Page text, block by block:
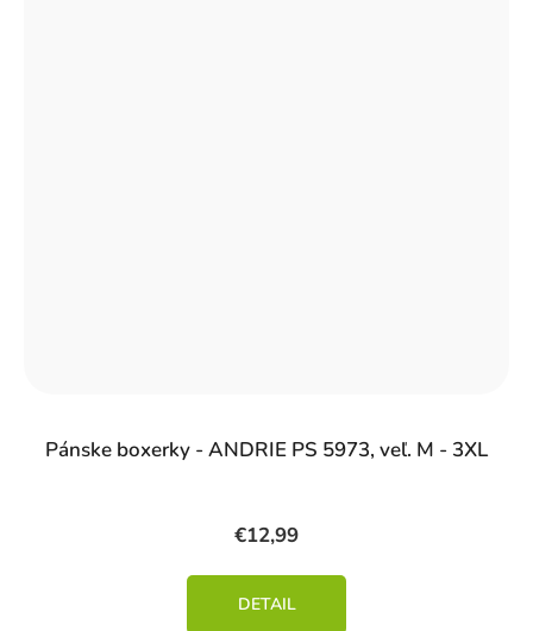
Pánske boxerky - ANDRIE PS 5973, veľ. M - 3XL
€12,99
DETAIL